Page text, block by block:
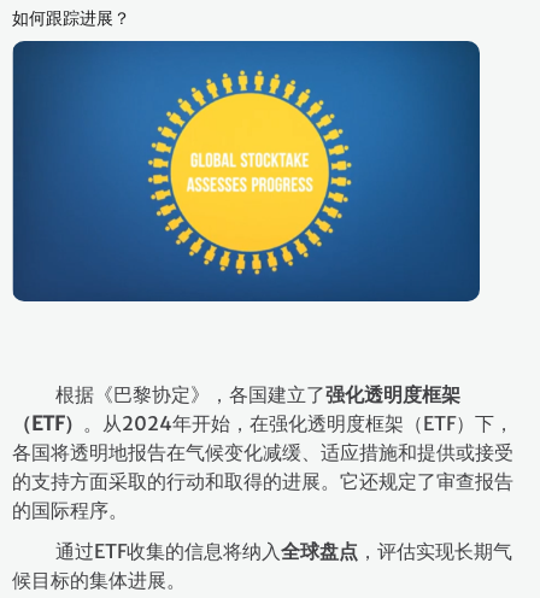
如何跟踪进展？
根据《巴黎协定》，各国建立了强化透明度框架
（ETF） 。从2024年开始，在强化透明度框架（ETF）下，
各国将透明地报告在气候变化减缓、适应措施和提供或接受
的支持方面采取的行动和取得的进展。它还规定了审查报告
的国际程序。
通过ETF收集的信息将纳入全球盘点 ，评估实现长期气
候目标的集体进展。